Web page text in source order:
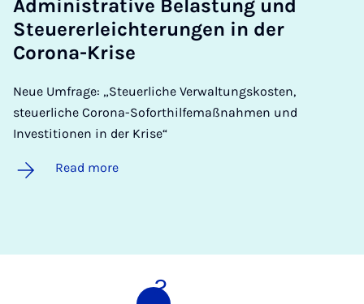
Ad­min­is­trat­ive Be­las­t­ung und
Steuer­er­leichter­ungen in der
Corona-Krise
Neue Umfrage: „Steuerliche Verwaltungskosten,
steuerliche Corona-Soforthilfemaßnahmen und
Investitionen in der Krise“
Read more
1 2